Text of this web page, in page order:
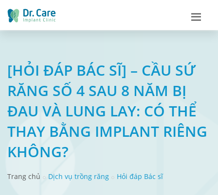
[HỎI ĐÁP BÁC SĨ] – CẦU SỨ
RĂNG SỐ 4 SAU 8 NĂM BỊ
ĐAU VÀ LUNG LAY: CÓ THỂ
THAY BẰNG IMPLANT RIÊNG
KHÔNG?
Trang chủ Dịch vụ trồng răng Hỏi đáp Bác sĩ